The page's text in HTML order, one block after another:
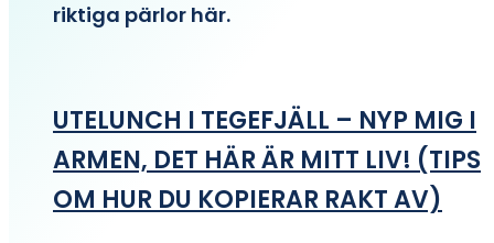
riktiga pärlor här.
UTELUNCH I TEGEFJÄLL – NYP MIG I
ARMEN, DET HÄR ÄR MITT LIV! (TIPS
OM HUR DU KOPIERAR RAKT AV)